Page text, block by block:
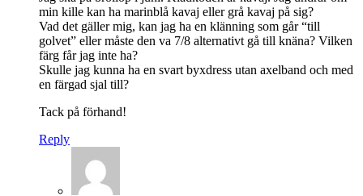
min kille kan ha marinblå kavaj eller grå kavaj på sig?
Vad det gäller mig, kan jag ha en klänning som går “till
golvet” eller måste den va 7/8 alternativt gå till knäna? Vilken
färg får jag inte ha?
Skulle jag kunna ha en svart byxdress utan axelband och med
en färgad sjal till?
Tack på förhand!
Reply